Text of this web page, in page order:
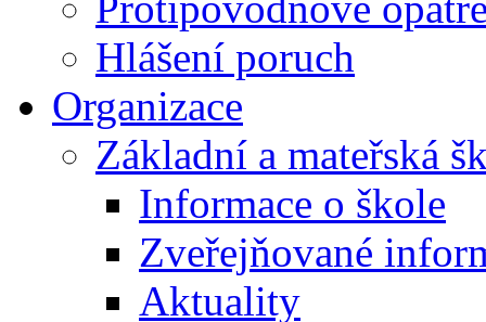
Hlášení poruch
Organizace
Základní a mateřská
Informace o škole
Zveřejňované
Aktuality